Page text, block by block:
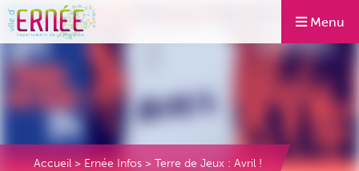
Menu
Accueil>Ernée Infos > Terre de Jeux : Avril !